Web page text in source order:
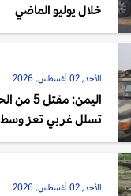
خلال يوليو الماضي
الأحد, 02 أغسطس, 2026
اليمن:
تسلل غربي تعز وسط
الأحد, 02 أغسطس, 2026